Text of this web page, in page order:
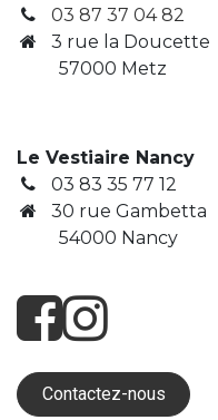
03 87 37 04 82
3 rue la Doucette
​ 57000 Metz
Le Vestiaire Nancy
03 83 35 77 12
30 rue Gambetta
​ 54000 Nancy
Contactez-nous